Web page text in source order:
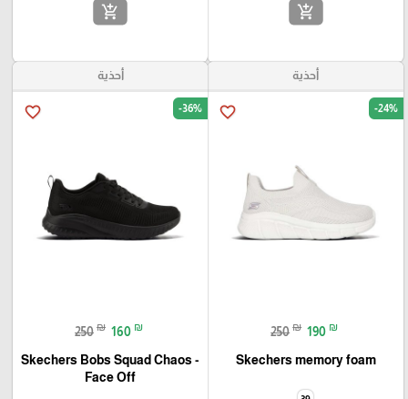
add_shopping_cart
add_shopping_cart
أحذية
favorite_border -24%
250 ₪ 190 ₪
Skechers memory foam
أحذية
favorite_border -36%
250 ₪ 160 ₪
Skechers Bobs Squad Chaos -
Face Off